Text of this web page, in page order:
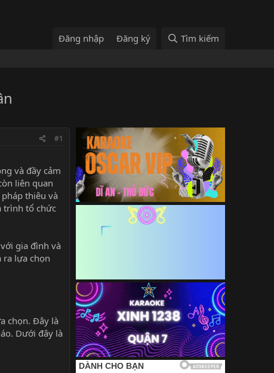
Đăng nhập Đăng ký Tìm kiếm
#1
và đầy cảm
liên quan
thiêu và
trình tổ chức
gia đình và
ra lựa chọn
chọn. Đây là
Dưới đây là